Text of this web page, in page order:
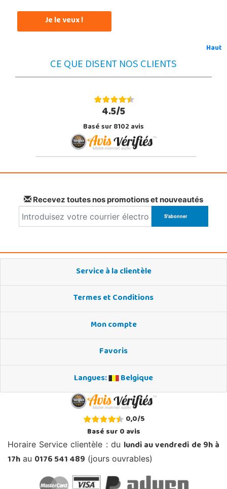
Je le veux !
Haut
CE QUE DISENT NOS CLIENTS
4.5/5
Basé sur 8102 avis
Recevez toutes nos promotions et nouveautés
Service à la clientèle
Termes et Conditions
Mon compte
Favoris
Langues:
Belgique
0,0/5
Basé sur0avis
Horaire Service clientèle : du lundi au vendredi de 9h à
17h au 0176 541 489 (jours ouvrables)